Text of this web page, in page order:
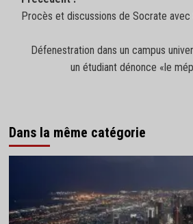
d’article
Procès et discussions de Socrate avec
Défenestration dans un campus
un étudiant dénonce «le
Dans la même catégorie